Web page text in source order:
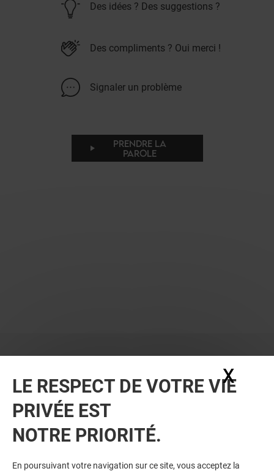
Des idées ? Des suggestions ?
Des compliments ? Oui merci !
Signaler un problème
PRENDRE LA
PAROLE
LE RESPECT DE VOTRE VIE
PRIVÉE EST
NOTRE PRIORITÉ.
En poursuivant votre navigation sur ce site, vous acceptez la
X